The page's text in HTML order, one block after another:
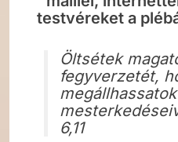
testvéreket a
Öltsétek
fegyverzetét,
6,11